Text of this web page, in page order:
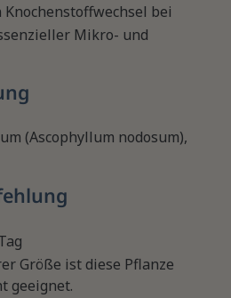
bei
Mikro- und
(Ascophyllum nodosum),
Größe ist diese Pflanze
geeignet.